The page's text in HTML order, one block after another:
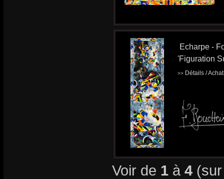
Echarpe -
'Figuration
>> Détails /
Voir de 1 à 4